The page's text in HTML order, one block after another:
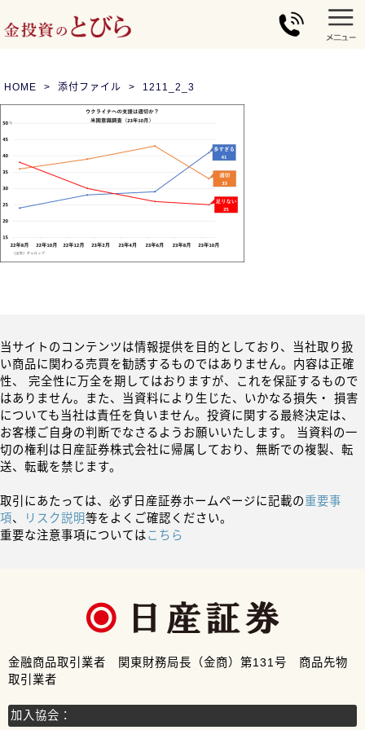
HOME 添付ファイル 1211_2_3
当サイトのコンテンツは情報提供を目的としており、当社取り扱
い商品に関わる売買を勧誘するものではありません。内容は正確
性、 完全性に万全を期してはおりますが、これを保証するもので
はありません。また、当資料により生じた、いかなる損失・ 損害
についても当社は責任を負いません。投資に関する最終決定は、
お客様ご自身の判断でなさるようお願いいたします。 当資料の一
切の権利は日産証券株式会社に帰属しており、無断での複製、転
送、転載を禁じます。
取引にあたっては、必ず日産証券ホームページに記載の重要事
項、 リスク説明等をよくご確認ください。
重要な注意事項についてはこちら
金融商品取引業者 関東財務局長（金商）第131号 商品先物
取引業者
加入協会：